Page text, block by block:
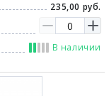
235,00 руб.
В наличии